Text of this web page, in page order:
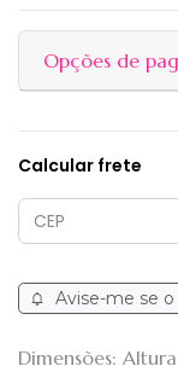
Opções de
Calcular frete
Avise-me se
Dimensões: